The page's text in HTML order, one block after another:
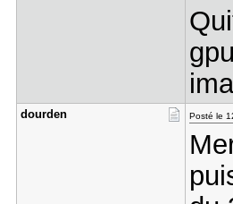
dourden Posté le